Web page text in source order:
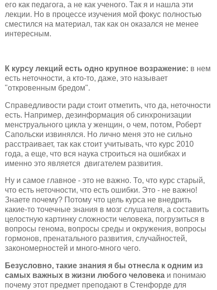
его как педагога, а не как ученого. Так я и нашла эти
лекции. Но в процессе изучения мой фокус полностью
сместился на материал, так как он оказался не менее
интересным.
К курсу лекций есть одно крупное возражение: в нем
есть неточности, а кто-то, даже, это называет
"откровенным бредом".
Справедливости ради стоит отметить, что да, неточности
есть. Например, дезинформация об синхронизации
менструального цикла у женщин, о чем, потом, Роберт
Сапольски извинялся. Но лично меня это не сильно
расстраивает, так как стоит учитывать, что курс 2010
года, а еще, что вся наука строиться на ошибках и
именно это является двигателем развития.
Ну и самое главное - это не важно. То, что курс старый,
что есть неточности, что есть ошибки. Это - не важно!
Знаете почему? Потому что цель курса не внедрить
какие-то точечные знания в мозг слушателя, а составить
целостную картинку сложности человека, погрузиться в
вопросы генома, вопросы среды и окружения, вопросы
гормонов, пренатального развития, случайностей,
закономерностей и много-много чего.
Безусловно, такие знания я бы отнесла к одним из
самых важных в жизни любого человека и понимаю
почему этот предмет преподают в Стенфорде для